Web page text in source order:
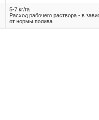
5-7 кг/га
Расход рабочего раствора - в
от нормы полива